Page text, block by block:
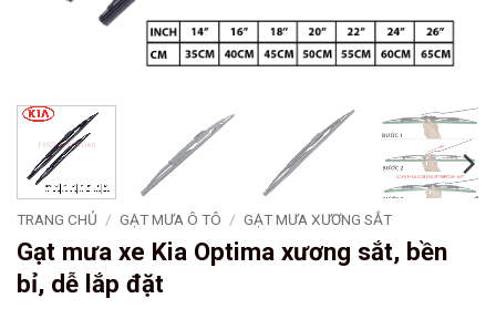
TRANG CHỦ / GẠT MƯA Ô TÔ / GẠT MƯA XƯƠNG SẮT
Gạt mưa xe Kia Optima xương sắt, bền
bỉ, dễ lắp đặt